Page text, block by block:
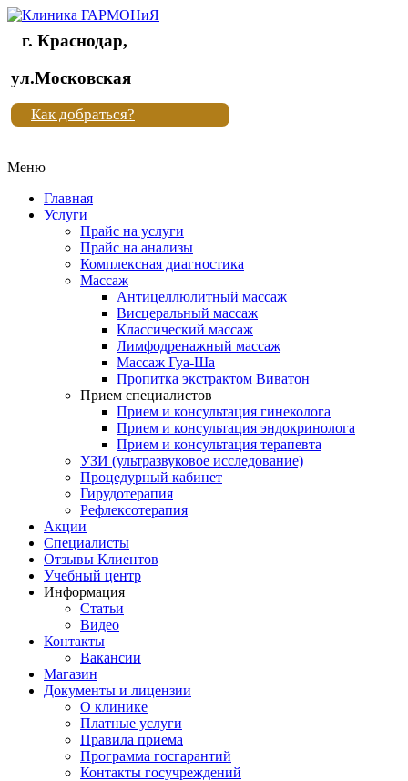
Клиника
"Новая
жизнь"
Клиника
жизнь"
г. Краснодар,
ул.Московская
Как добраться?
Меню
Главная
Услуги
Прайс на услуги
Прайс на анализы
Комплексная диагностика
Массаж
Антицеллюлитный массаж
Висцеральный массаж
Классический массаж
Лимфодренажный массаж
Массаж Гуа-Ша
Пропитка экстрактом Виватон
Прием специалистов
Прием и консультация гинеколога
Прием и консультация эндокринолога
Прием и консультация терапевта
УЗИ (ультразвуковое исследование)
Процедурный кабинет
Гирудотерапия
Рефлексотерапия
Акции
Специалисты
Отзывы Клиентов
Учебный центр
Информация
Статьи
Видео
Контакты
Вакансии
Магазин
Документы и лицензии
О клинике
Платные услуги
Правила приема
Программа госгарантий
Контакты госучреждений